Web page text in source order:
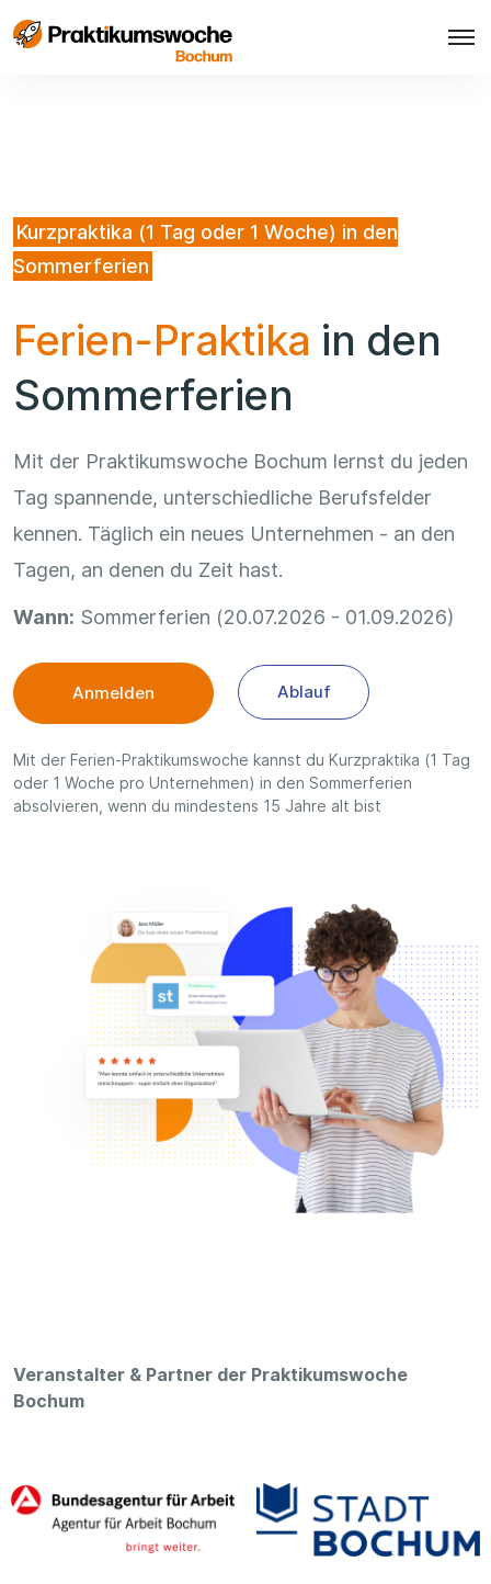
Kurzpraktika (1 Tag oder 1 Woche) in den
Sommerferien
Ferien-Praktika in den
Sommerferien
Mit der Praktikumswoche Bochum lernst du jeden
Tag spannende, unterschiedliche Berufsfelder
kennen. Täglich ein neues Unternehmen - an den
Tagen, an denen du Zeit hast.
Wann: Sommerferien (20.07.2026 - 01.09.2026)
Anmelden Ablauf
Mit der Ferien-Praktikumswoche kannst du Kurzpraktika (1 Tag
oder 1 Woche pro Unternehmen) in den Sommerferien
absolvieren, wenn du mindestens 15 Jahre alt bist
Veranstalter & Partner der Praktikumswoche
Bochum